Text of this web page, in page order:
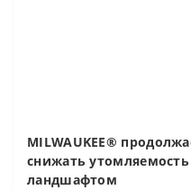
MILWAUKEE®
снижать
ландшафтом